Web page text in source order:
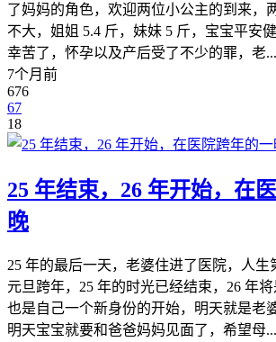
了妈妈的角色，欢迎两位小公主的到来，
不大，姐姐 5.4 斤，妹妹 5 斤，宝宝平安
幸苦了，怀孕以及产后受了不少的罪，老...
7个月前
676
67
18
25 年结束，26 年开始，在
晚
25 年的最后一天，老婆住进了医院，人生
元旦跨年，25 年的时光已经结束，26 年将
也是自己一个新身份的开始，明天就是老
明天宝宝就要和爸爸妈妈见面了，希望母...